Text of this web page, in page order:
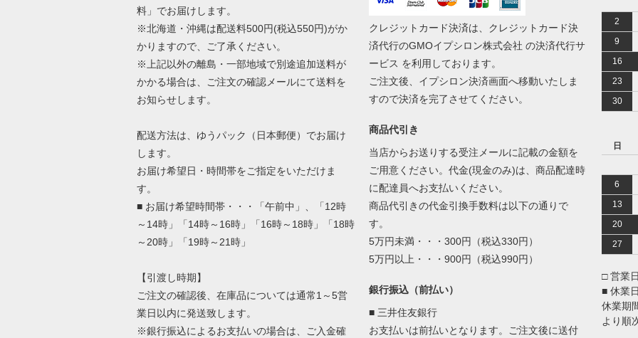
料」でお届けします。
※北海道・沖縄は配送料500円(税込550円)がか
かりますので、ご了承ください。
※上記以外の離島・一部地域で別途追加送料が
かかる場合は、ご注文の確認メールにて送料を
お知らせします。
配送方法は、ゆうパック（日本郵便）でお届け
します。
お届け希望日・時間帯をご指定をいただけま
す。
■ お届け希望時間帯・・・「午前中」、「12時
～14時」「14時～16時」「16時～18時」「18時
～20時」「19時～21時」
【引渡し時期】
ご注文の確認後、在庫品については通常1～5営
業日以内に発送致します。
※銀行振込によるお支払いの場合は、ご入金確
クレジットカード決済は、クレジットカード決
済代行のGMOイプシロン株式会社 の決済代行サ
ービス を利用しております。
ご注文後、イプシロン決済画面へ移動いたしま
すので決済を完了させてください。
商品代引き
当店からお送りする受注メールに記載の金額を
ご用意ください。代金(現金のみ)は、商品配達時
に配達員へお支払いください。
商品代引きの代金引換手数料は以下の通りで
す。
5万円未満・・・300円（税込330円）
5万円以上・・・900円（税込990円）
銀行振込（前払い）
■ 三井住友銀行
お支払いは前払いとなります。ご注文後に送付
2
9
16
23
30
日
6
13
20
27
□ 営業
■ 休業
休業期
より順